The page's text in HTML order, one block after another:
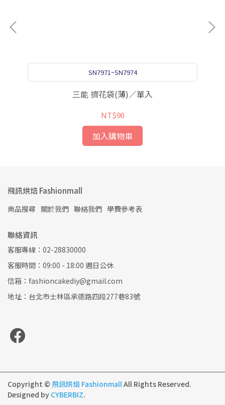
SN7971~SN7974
三能 擠花袋(薄)／單入
NT$90
加入購物車
飛訊烘焙 Fashionmall
商品搜尋 關於我們 聯絡我們 學費參考表
聯絡資訊
客服專線：02-28830000
客服時間：09:00 - 18:00 週日公休
信箱：fashioncakediy@gmail.com
地址：台北市士林區承德路四段277巷83號
Copyright © 飛訊烘焙 FashionmallAll Rights Reserved.
Designed by CYBERBIZ.